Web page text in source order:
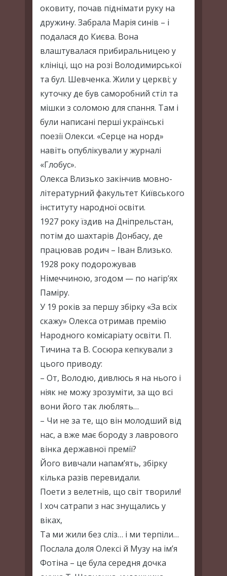
оковиту, почав піднімати руку на
дружину. Забрала Марія синів – і
подалася до Києва. Вона
влаштувалася прибиральницею у
клініці, що на розі Володимирської
та бул. Шевченка. Жили у церкві; у
куточку де був саморобний стіл та
мішки з соломою для спання. Там і
були написані перші українські
поезії Олекси. «Серце на норд»
навіть опублікували у журналі
«Глобус».
Олекса Влизько закінчив мовно-
літературний факультет Київського
інституту народної освіти.
1927 року їздив на Дніпрельстан,
потім до шахтарів Донбасу, де
працював родич – Іван Влизько.
1928 року подорожував
Німеччиною, згодом — по нагір’ях
Паміру.
У 19 років за першу збірку «За всіх
скажу» Олекса отримав премію
Народного комісаріату освіти. П.
Тичина та В. Сосюра кепкували з
цього приводу:
– От, Володю, дивлюсь я на нього і
ніяк не можу зрозуміти, за що всі
вони його так люблять…
– Чи не за те, що він молодший від
нас, а вже має бороду з лаврового
вінка державної премії?
Його вивчали напам’ять, збірку
кілька разів перевидали.
Поети з велетнів, що світ творили!
І хоч сатрапи з нас знущались у
віках,
Та ми жили без сліз… і ми терпіли…
Послала доля Олексі й Музу на ім’я
Фотіна – це була середня дочка